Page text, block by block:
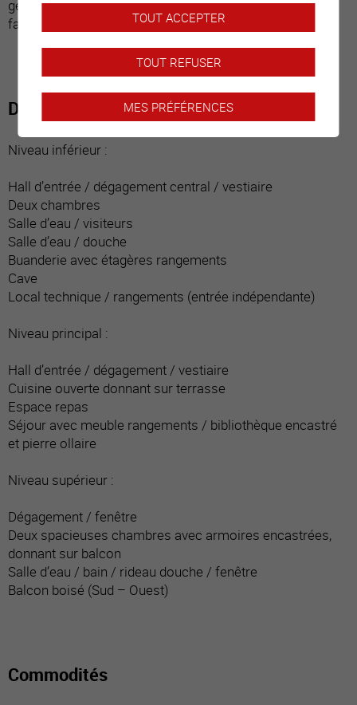
géothermie a été installé. Ce bien est idéal pour une
famille.
Distribution du bien
Niveau inférieur :
Hall d’entrée / dégagement central / vestiaire
Deux chambres
Salle d’eau / visiteurs
Salle d’eau / douche
Buanderie avec étagères rangements
Cave
Local technique / rangements (entrée indépendante)
Niveau principal :
Hall d’entrée / dégagement / vestiaire
Cuisine ouverte donnant sur terrasse
Espace repas
Séjour avec meuble rangements / bibliothèque encastré
et pierre ollaire
Niveau supérieur :
Dégagement / fenêtre
Deux spacieuses chambres avec armoires encastrées,
donnant sur balcon
Salle d’eau / bain / rideau douche / fenêtre
Balcon boisé (Sud – Ouest)
Commodités
TOUT ACCEPTER
TOUT REFUSER
MES PRÉFÉRENCES